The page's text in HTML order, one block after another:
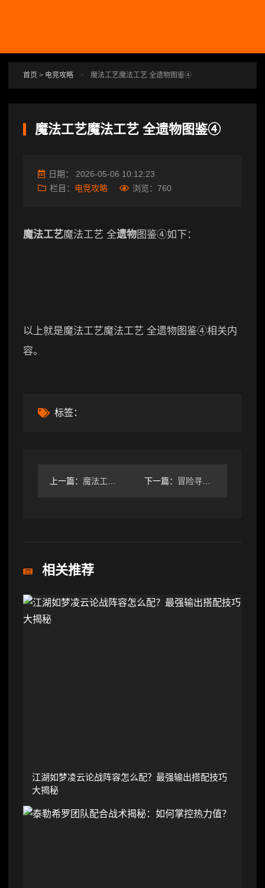
首页 > 电竞攻略 > 魔法工艺魔法工艺 全遗物图鉴④
魔法工艺魔法工艺 全遗物图鉴④
日期： 2026-05-06 10:12:23
栏目： 电竞攻略 浏览： 760
魔法工艺魔法工艺 全遗物图鉴④如下：
以上就是魔法工艺魔法工艺 全遗物图鉴④相关内
容。
标签：
上一篇： 魔法工艺魔法工艺 全诅咒图鉴① 下一篇： 冒险寻宝然后打败魔王【攻略】刺客《幽奈之子》浅攻略
相关推荐
江湖如梦凌云论战阵容怎么配？最强输出搭配技巧
大揭秘